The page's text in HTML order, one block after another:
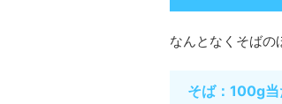
なんとなくそばの
そば：100g